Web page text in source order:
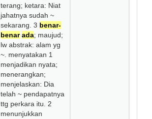
terang; ketara: Niat
jahat­nya sudah ~
sekarang. 3 benar-
benar ada; maujud;
lw abstrak: alam yg
~. menyatakan 1
menjadikan nyata;
menerangkan;
menjelaskan: Dia
telah ~ pendapatnya
ttg perkara itu. 2
menunjukkan